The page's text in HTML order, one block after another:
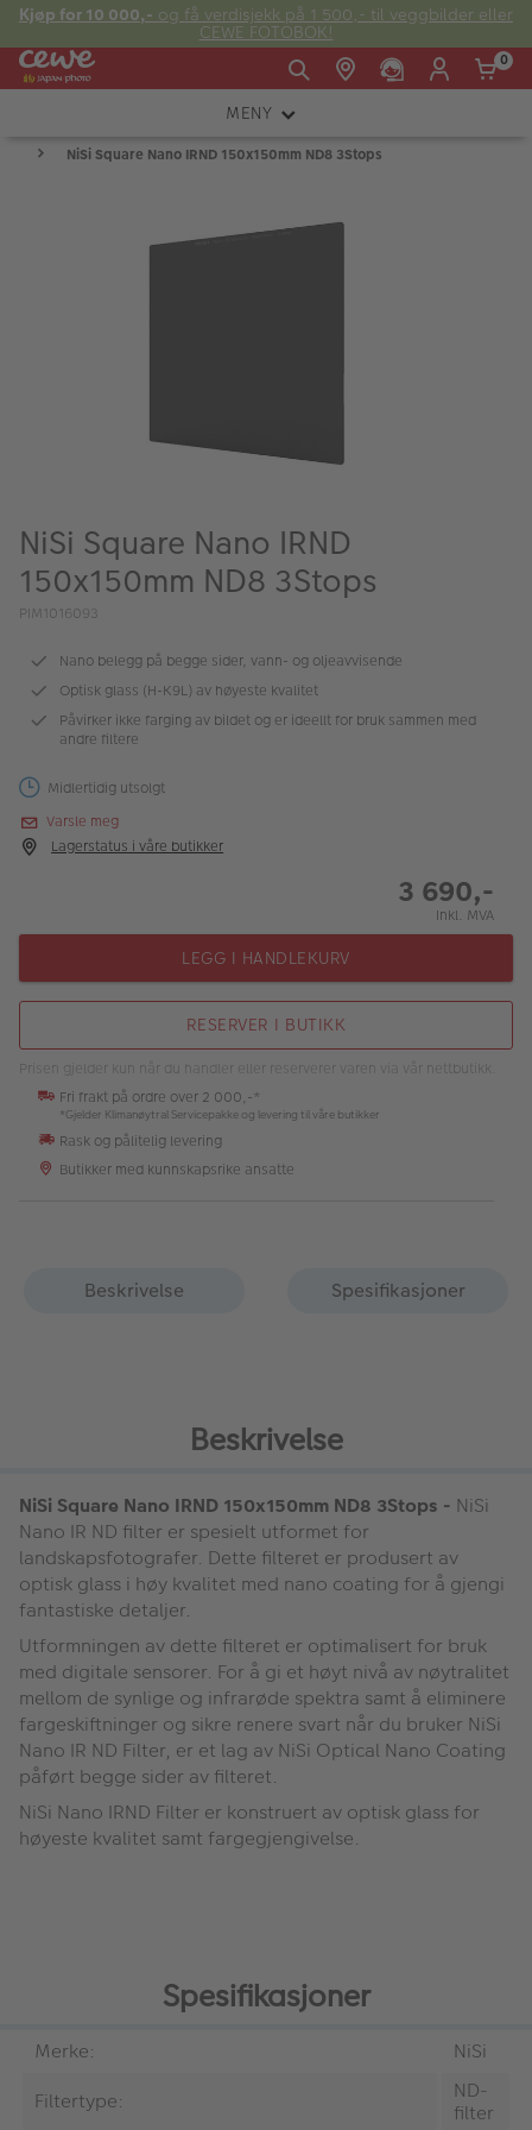
Kjøp for 10 000,- og få verdisjekk på 1 500,- til veggbilder eller
CEWE FOTOBOK!
Fre:
20:00
Søndag:
0
MENY
KAMERA
ALBUM
Kampanjer
Lagersalg
Bildeprodukter
Fotokurs
Inspirasjon
NiSi Square Nano IRND 150x150mm ND8 3Stops
NiSi Square Nano IRND
150x150mm ND8 3Stops
PIM1016093
Nano belegg på begge sider, vann- og oljeavvisende
Optisk glass (H-K9L) av høyeste kvalitet
Påvirker ikke farging av bildet og er ideellt for bruk sammen med
andre filtere
Midlertidig utsolgt
Varsle meg
Lagerstatus i våre butikker
3 690,-
Inkl. MVA
LEGG I HANDLEKURV
RESERVER I BUTIKK
Prisen gjelder kun når du handler eller reserverer varen via vår nettbutikk.
Fri frakt på ordre over 2 000,-*
*Gjelder Klimanøytral Servicepakke og levering til våre butikker
Rask og pålitelig levering
Butikker med kunnskapsrike ansatte
Beskrivelse Spesifikasjoner
Beskrivelse
NiSi Square Nano IRND 150x150mm ND8 3Stops - NiSi
Nano IR ND filter er spesielt utformet for
landskapsfotografer. Dette filteret er produsert av
optisk glass i høy kvalitet med nano coating for å gjengi
fantastiske detaljer.
Utformningen av dette filteret er optimalisert for bruk
med digitale sensorer. For å gi et høyt nivå av nøytralitet
mellom de synlige og infrarøde spektra samt å eliminere
fargeskiftninger og sikre renere svart når du bruker NiSi
Nano IR ND Filter, er et lag av NiSi Optical Nano Coating
påført begge sider av filteret.
NiSi Nano IRND Filter er konstruert av optisk glass for
høyeste kvalitet samt fargegjengivelse.
Spesifikasjoner
Merke:
NiSi
Filtertype:
ND-
filter